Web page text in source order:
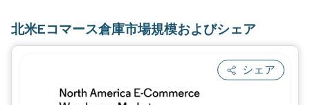
北米Eコマース倉庫市場規模およびシェア
シェア